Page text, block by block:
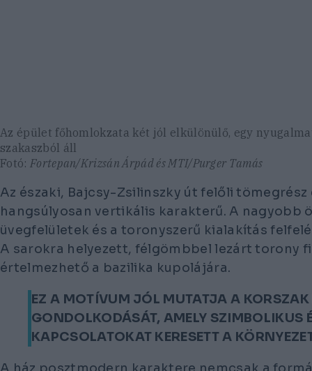
Az épület főhomlokzata két jól elkülönülő, egy
szakaszból áll
Fotó: Fortepan/Krizsán Árpád és MTI/Purger Tamás
Az északi, Bajcsy-Zsilinszky út felőli tömegrész
hangsúlyosan vertikális karakterű. A nagyobb
üvegfelületek és a toronyszerű kialakítás
A sarokra helyezett, félgömbbel lezárt torony
értelmezhető a bazilika kupolájára.
EZ A MOTÍVUM JÓL MUTATJA A
GONDOLKODÁSÁT, AMELY SZIMBOLIKUS
KAPCSOLATOKAT KERESETT A